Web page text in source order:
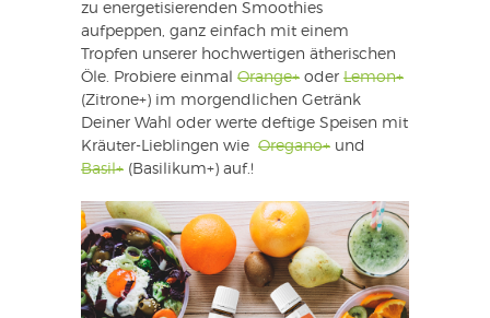
zu energetisierenden Smoothies
aufpeppen, ganz einfach mit einem
Tropfen unserer hochwertigen ätherischen
Öle. Probiere einmal Orange+ oder Lemon+
(Zitrone+) im morgendlichen Getränk
Deiner Wahl oder werte deftige Speisen mit
Kräuter-Lieblingen wie Oregano+ und
Basil+ (Basilikum+) auf.!